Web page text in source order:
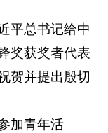
平总书记给中
奖获奖者代表
贺并提出殷切
加青年活